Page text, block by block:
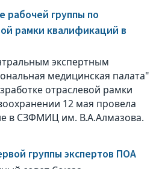
рабочей группы по
рамки квалификаций в
экспертным
медицинская палата"
отраслевой рамки
12 мая провела
в СЗФМИЦ им. В.А.Алмазова.
группы экспертов ПОА